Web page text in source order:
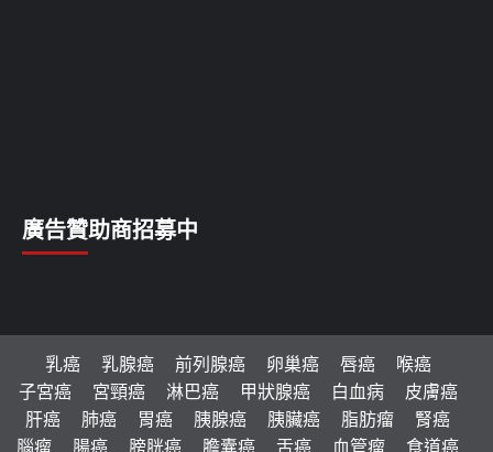
廣告贊助商招募中
乳癌 乳腺癌 前列腺癌 卵巢癌 唇癌
喉癌
子宮癌
宮頸癌 淋巴癌 甲狀腺癌 白血病
皮膚癌
肝癌
肺癌 胃癌 胰腺癌 胰臟癌 脂肪瘤
腎癌
腦瘤
腸癌 膀胱癌 膽囊癌 舌癌 血管瘤 食道癌